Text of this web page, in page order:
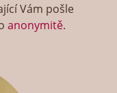
Vám pošle
anonymitě.